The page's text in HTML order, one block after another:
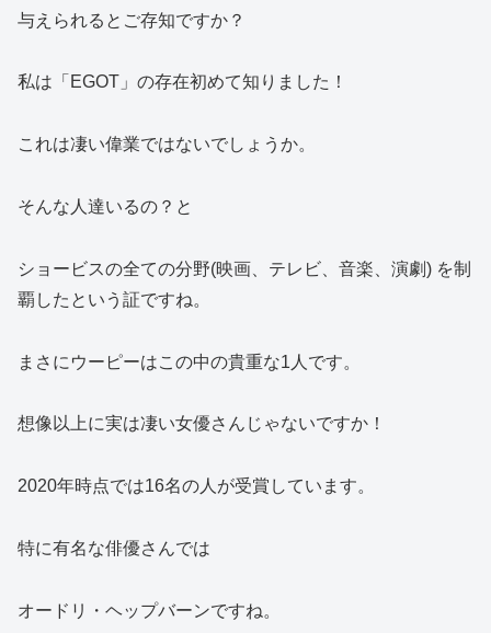
与えられるとご存知ですか？
私は「EGOT」の存在初めて知りました！
これは凄い偉業ではないでしょうか。
そんな人達いるの？と
ショービスの全ての分野(映画、テレビ、音楽、演劇) を制
覇したという証ですね。
まさにウーピーはこの中の貴重な1人です。
想像以上に実は凄い女優さんじゃないですか！
2020年時点では16名の人が受賞しています。
特に有名な俳優さんでは
オードリ・ヘップバーンですね。